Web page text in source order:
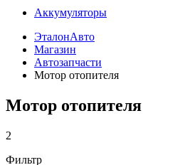
Аккумуляторы
ЭталонАвто
Магазин
Автозапчасти
Мотор отопителя
Мотор отопителя
2
Фильтр